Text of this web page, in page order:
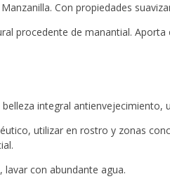
Con propiedades
procedente de manantial.
integral antienvejecimiento,
utilizar en rostro y zonas
con abundante agua.